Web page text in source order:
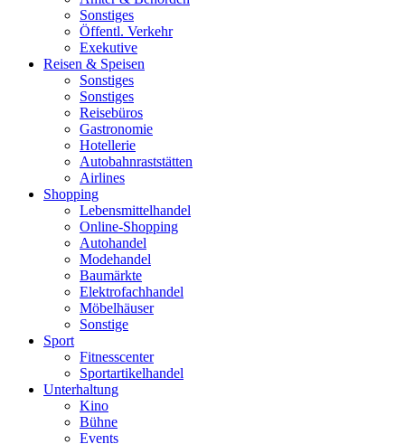
Sonstiges
Öffentl. Verkehr
Exekutive
Reisen & Speisen
Sonstiges
Sonstiges
Reisebüros
Gastronomie
Hotellerie
Autobahnraststätten
Airlines
Shopping
Lebensmittelhandel
Online-Shopping
Autohandel
Modehandel
Baumärkte
Elektrofachhandel
Möbelhäuser
Sonstige
Sport
Fitnesscenter
Sportartikelhandel
Unterhaltung
Kino
Bühne
Events